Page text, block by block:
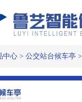
中心> 公交站台候车亭>